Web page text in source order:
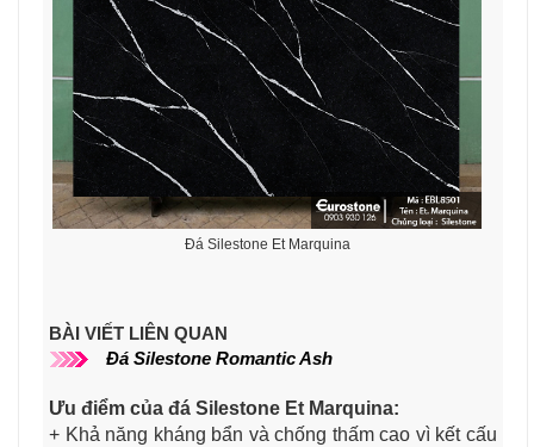
Đá Silestone Et Marquina
BÀI VIẾT LIÊN QUAN
Đá Silestone Romantic Ash
Ưu điểm của đá Silestone Et Marquina:
+ Khả năng kháng bẩn và chống thấm cao vì kết cấu